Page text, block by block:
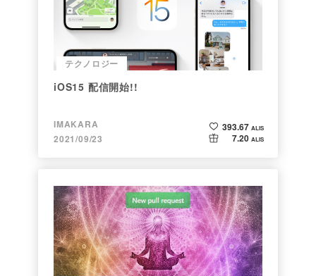
テクノロジー
iOS15 配信開始!!
IMAKARA
2021/09/23
393.67 ALIS
7.20 ALIS